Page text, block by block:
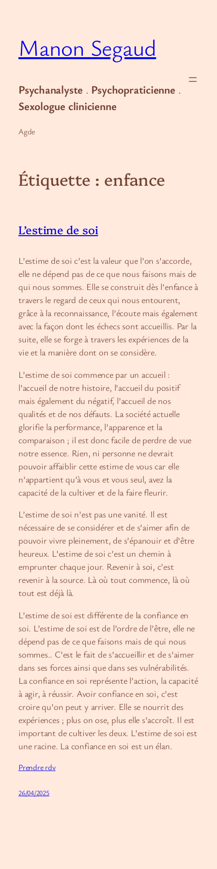
Manon Segaud
Psychanalyste . Psychopraticienne .
Sexologue clinicienne
Agde
Étiquette : enfance
L’estime de soi
L’estime de soi c’est la valeur que l’on s’accorde,
elle ne dépend pas de ce que nous faisons mais de
qui nous sommes. Elle se construit dès l’enfance à
travers le regard de ceux qui nous entourent,
grâce à la reconnaissance, l’écoute mais également
avec la façon dont les échecs sont accueillis. Par la
suite, elle se forge à travers les expériences de la
vie et la manière dont on se considère.
L’estime de soi commence par un accueil :
l’accueil de notre histoire, l’accueil du positif
mais également du négatif, l’accueil de nos
qualités et de nos défauts. La société actuelle
glorifie la performance, l’apparence et la
comparaison ; il est donc facile de perdre de vue
notre essence. Rien, ni personne ne devrait
pouvoir affaiblir cette estime de vous car elle
n’appartient qu’à vous et vous seul, avez la
capacité de la cultiver et de la faire fleurir.
L’estime de soi n’est pas une vanité. Il est
nécessaire de se considérer et de s’aimer afin de
pouvoir vivre pleinement, de s’épanouir et d’être
heureux. L’estime de soi c’est un chemin à
emprunter chaque jour. Revenir à soi, c’est
revenir à la source. Là où tout commence, là où
tout est déjà là.
L’estime de soi est différente de la confiance en
soi. L’estime de soi est de l’ordre de l’être, elle ne
dépend pas de ce que faisons mais de qui nous
sommes.. C’est le fait de s’accueillir et de s’aimer
dans ses forces ainsi que dans ses vulnérabilités.
La confiance en soi représente l’action, la capacité
à agir, à réussir. Avoir confiance en soi, c’est
croire qu’on peut y arriver. Elle se nourrit des
expériences ; plus on ose, plus elle s’accroît. Il est
important de cultiver les deux. L’estime de soi est
une racine. La confiance en soi est un élan.
Prendre rdv
26/04/2025